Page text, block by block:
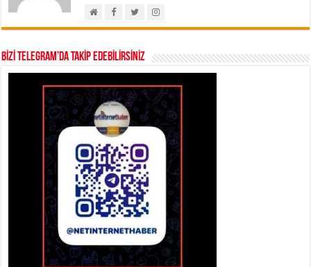
BİZİ TELEGRAM’DA TAKİP EDEBİLİRSİNİZ